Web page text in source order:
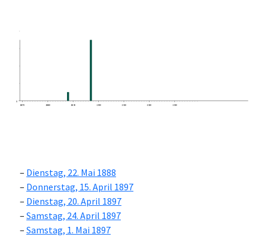
0
1870
1880 1890 1900 1910 1920 1930
Dienstag, 22. Mai 1888
Donnerstag, 15. April 1897
Dienstag, 20. April 1897
Samstag, 24. April 1897
Samstag, 1. Mai 1897